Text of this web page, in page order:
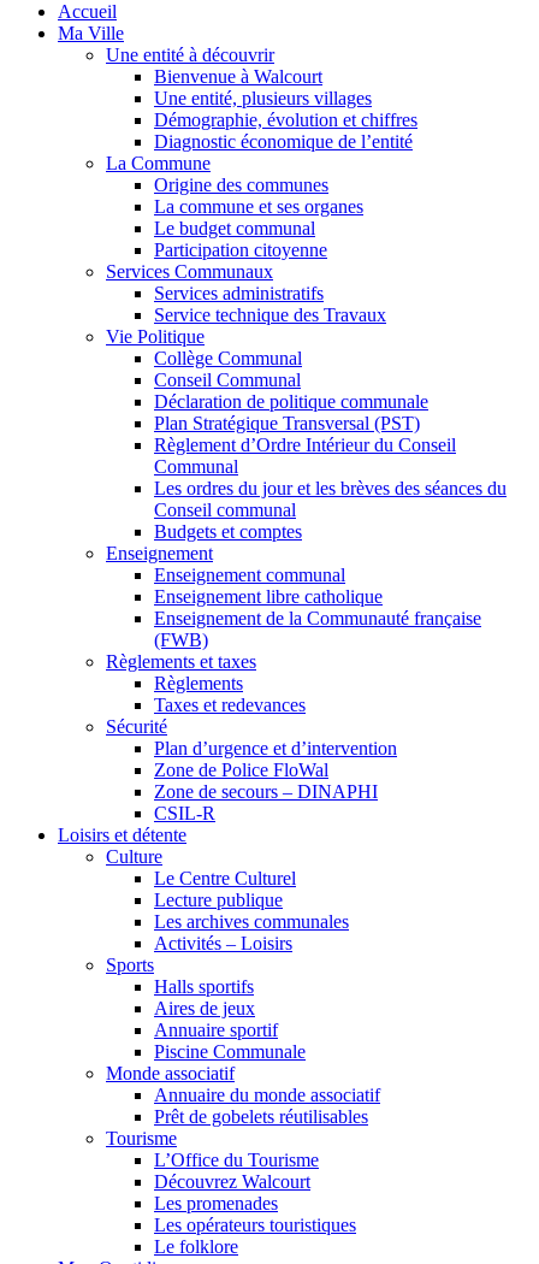
Accueil
Ma Ville
Une entité à découvrir
Bienvenue à Walcourt
Une entité, plusieurs villages
Démographie, évolution et chiffres
Diagnostic économique de l’entité
La Commune
Origine des communes
La commune et ses organes
Le budget communal
Participation citoyenne
Services Communaux
Services administratifs
Service technique des Travaux
Vie Politique
Collège Communal
Conseil Communal
Déclaration de politique communale
Plan Stratégique Transversal (PST)
Règlement d’Ordre Intérieur du Conseil
Communal
Les ordres du jour et les brèves des séances du
Conseil communal
Budgets et comptes
Enseignement
Enseignement communal
Enseignement libre catholique
Enseignement de la Communauté française
(FWB)
Règlements et taxes
Règlements
Taxes et redevances
Sécurité
Plan d’urgence et d’intervention
Zone de Police FloWal
Zone de secours – DINAPHI
CSIL-R
Loisirs et détente
Culture
Le Centre Culturel
Lecture publique
Les archives communales
Activités – Loisirs
Sports
Halls sportifs
Aires de jeux
Annuaire sportif
Piscine Communale
Monde associatif
Annuaire du monde associatif
Prêt de gobelets réutilisables
Tourisme
L’Office du Tourisme
Découvrez Walcourt
Les promenades
Les opérateurs touristiques
Le folklore